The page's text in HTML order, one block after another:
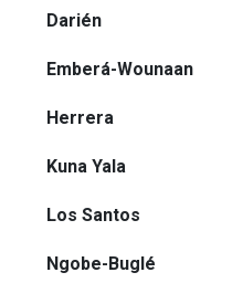
Darién
Emberá-Wounaan
Herrera
Kuna Yala
Los Santos
Ngobe-Buglé